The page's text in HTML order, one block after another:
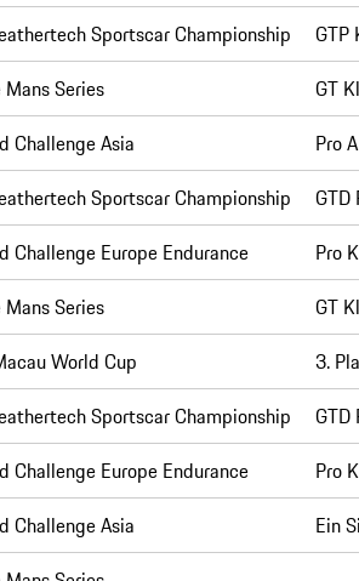
Sportscar Championship
GTP
Mans Series
GT
Challenge Asia
Pro
Sportscar Championship
GTD
Challenge Europe Endurance
Pro
Mans Series
GT
World Cup
3.
Sportscar Championship
Challenge Europe Endurance
Pro
Challenge Asia
Ein